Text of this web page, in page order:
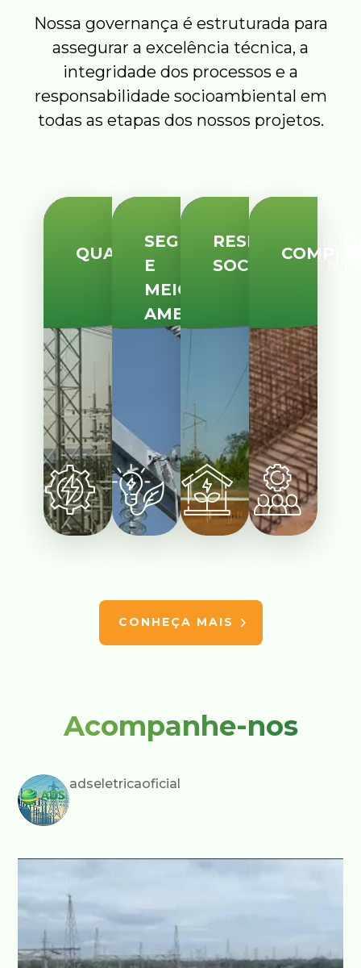
Nossa governança é estruturada para
assegurar a excelência técnica, a
integridade dos processos e a
responsabilidade socioambiental em
todas as etapas dos nossos projetos.
QUALIDADE
SEGURANÇA
E
MEIO
AMBIENTE
CONHEÇA MAIS
Acompanhe-nos
adseletricaoficial